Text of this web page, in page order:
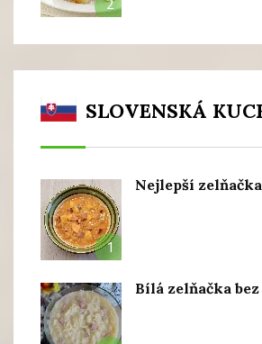
2
SLOVENSKÁ
1
Nejlepší
Bílá zelňačka